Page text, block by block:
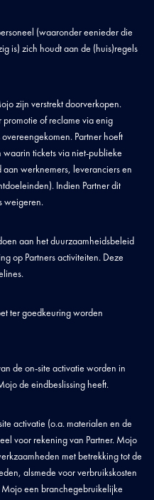
(waaronder eenieder die
is) zich houdt aan de (huis)regels
zijn verstrekt doorverkopen.
promotie of reclame via enig
Partner hoeft
tickets via niet-publieke
werknemers, leveranciers en
Indien Partner dit
weigeren.
aan het duurzaamheidsbeleid
op Partners activiteiten. Deze
ter goedkeuring worden
de on-site activatie worden in
de eindbeslissing heeft.
activatie (o.a. materialen en de
voor rekening van Partner. Mojo
met betrekking tot de
alsmede voor verbruikskosten
een branchegebruikelijke